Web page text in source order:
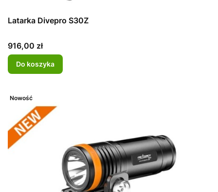
Latarka Divepro S30Z
Cena
916,00 zł
Do koszyka
Nowość